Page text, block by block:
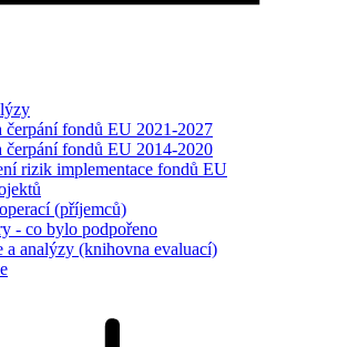
čerpání fondů EU 2021-2027
čerpání fondů EU 2014-2020
rizik implementace fondů EU
(příjemců)
- co bylo podpořeno
a analýzy (knihovna evaluací)